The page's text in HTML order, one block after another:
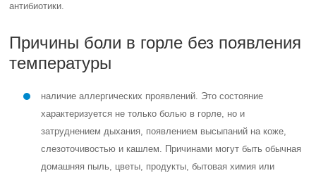
антибиотики.
Причины боли в горле без появления
температуры
наличие аллергических проявлений. Это состояние
характеризуется не только болью в горле, но и
затруднением дыхания, появлением высыпаний на коже,
слезоточивостью и кашлем. Причинами могут быть обычная
домашняя пыль, цветы, продукты, бытовая химия или